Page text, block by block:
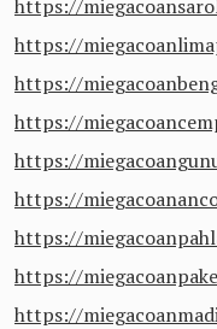
https://
https://
https://
https://
https://
https://
https://
https://
https://